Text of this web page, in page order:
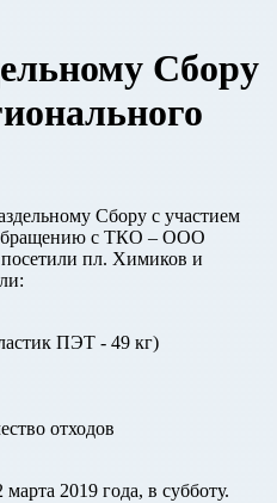
Сбору
Сбору с участием
обращению с ТКО – ООО
пл. Химиков и
ПЭТ - 49 кг)
отходов
2019 года, в субботу.